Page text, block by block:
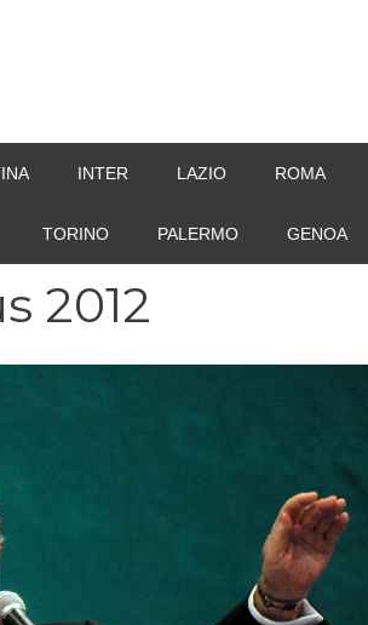
INTER LAZIO ROMA
TORINO PALERMO GENOA
2012